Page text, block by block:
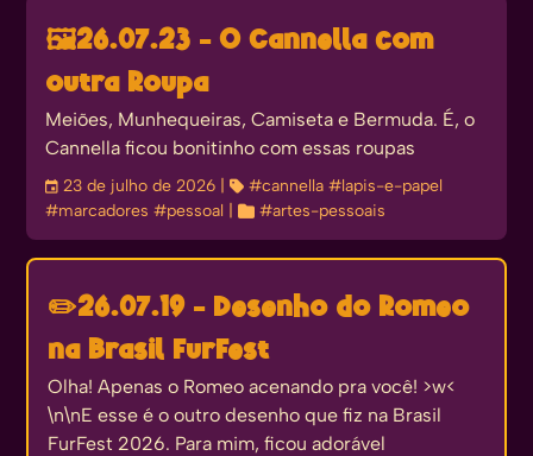
🖼️26.07.23 - O Cannella com
outra Roupa
Meiões, Munhequeiras, Camiseta e Bermuda. É, o
Cannella ficou bonitinho com essas roupas
󰃭23 de julho de 2026 | #cannella #lapis-e-papel
#marcadores #pessoal | #artes-pessoais
✏️26.07.19 - Desenho do Romeo
na Brasil FurFest
Olha! Apenas o Romeo acenando pra você! >w<
\n\nE esse é o outro desenho que fiz na Brasil
FurFest 2026. Para mim, ficou adorável